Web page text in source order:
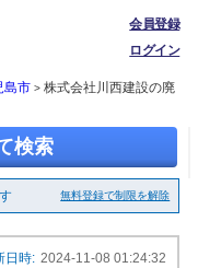
会員登録
ログイン
島市> 株式会社川西建設の廃
検索
無料登録で制限を解除
日時: 2024-11-08 01:24:32